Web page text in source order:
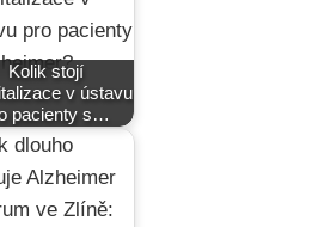
Kolik stojí
v ústavu
pacienty s…